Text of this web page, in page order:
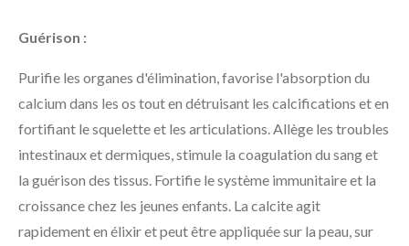
Guérison :
Purifie les organes d'élimination, favorise l'absorption du
calcium dans les os tout en détruisant les calcifications et en
fortifiant le squelette et les articulations. Allège les troubles
intestinaux et dermiques, stimule la coagulation du sang et
la guérison des tissus. Fortifie le système immunitaire et la
croissance chez les jeunes enfants. La calcite agit
rapidement en élixir et peut être appliquée sur la peau, sur